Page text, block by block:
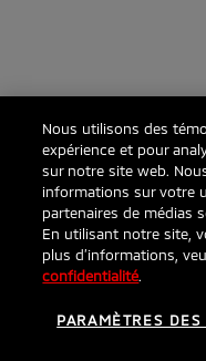
Nous utilisons des
expérience et pour
sur notre site web.
informations sur votre
partenaires de médias
En utilisant notre site,
plus d’informations,
confidentialité.
PARAMÈTRES DES